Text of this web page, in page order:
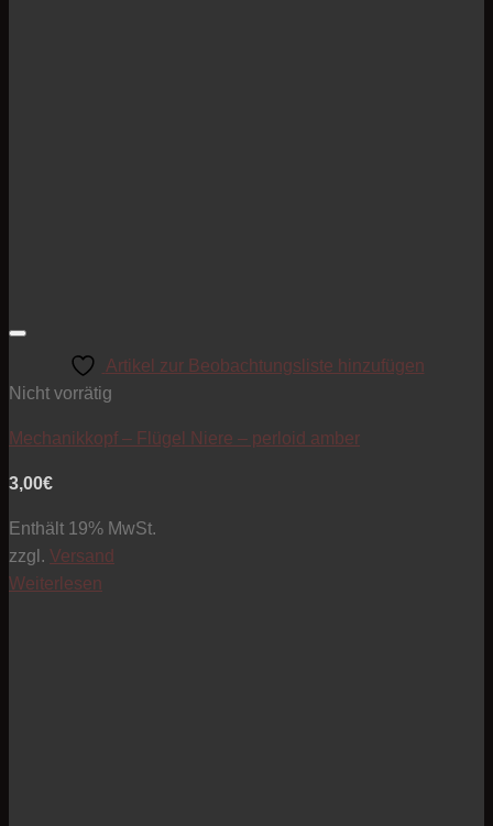
Artikel zur Beobachtungsliste hinzufügen
Nicht vorrätig
Mechanikkopf – Flügel Niere – perloid amber
3,00€
Enthält 19% MwSt.
zzgl. Versand
Weiterlesen